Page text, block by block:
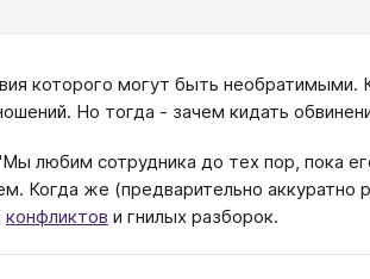
которого могут быть необратимыми.
Но тогда - зачем кидать
любим сотрудника до тех пор, пока
Когда же (предварительно аккуратно
конфликтов и гнилых разборок.